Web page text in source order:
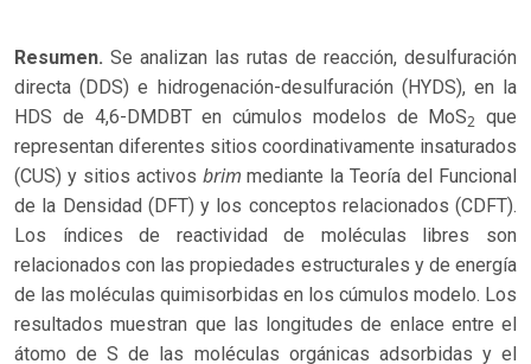
Resumen. Se analizan las rutas de reacción, desulfuración
directa (DDS) e hidrogenación-desulfuración (HYDS), en la
HDS de 4,6-DMDBT en cúmulos modelos de MoS2 que
representan diferentes sitios coordinativamente insaturados
(CUS) y sitios activos brim mediante la Teoría del Funcional
de la Densidad (DFT) y los conceptos relacionados (CDFT).
Los índices de reactividad de moléculas libres son
relacionados con las propiedades estructurales y de energía
de las moléculas quimisorbidas en los cúmulos modelo. Los
resultados muestran que las longitudes de enlace entre el
átomo de S de las moléculas orgánicas adsorbidas y el